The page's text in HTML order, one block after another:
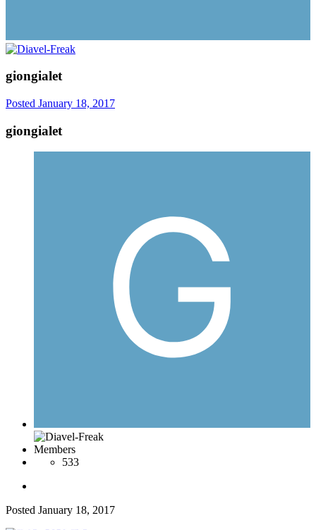
giongialet
Posted January 18, 2017
giongialet
Members
533
Posted January 18, 2017